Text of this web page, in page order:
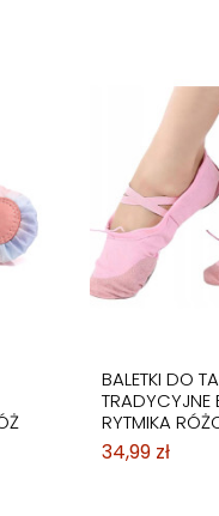
BALETKI DO
TRADYCYJNE
RYTMIKA
34,99 zł